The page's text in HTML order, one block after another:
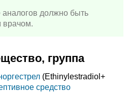
должно быть
врачом.
группа
(Ethinylestradiol+
средство